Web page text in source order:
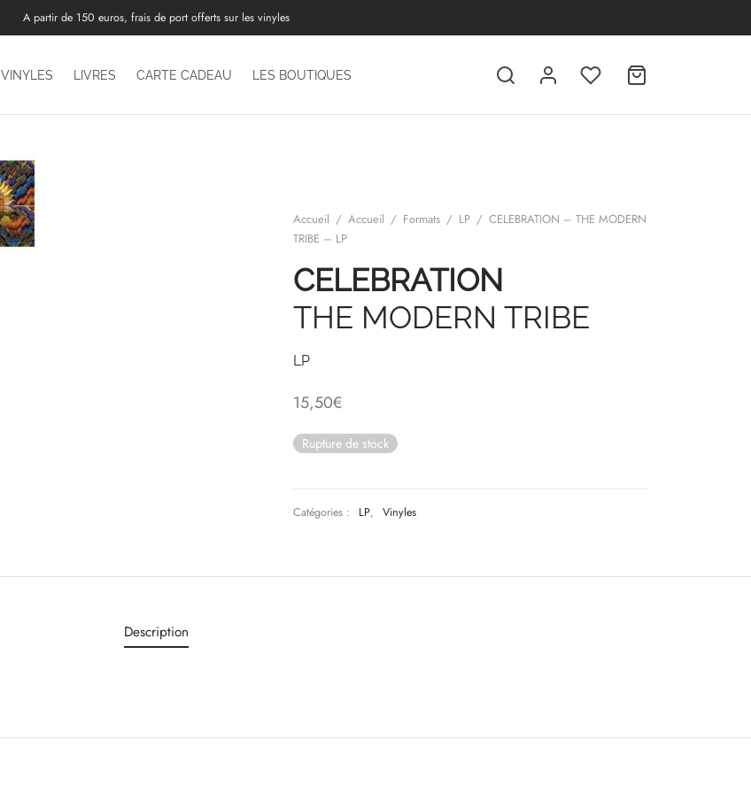
A partir de 150 euros, frais de port offerts sur les vinyles
VINYLES LIVRES CARTE CADEAU LES BOUTIQUES
Accueil / Accueil / Formats / LP / CELEBRATION – THE MODERN
TRIBE – LP
CELEBRATION
THE MODERN TRIBE
LP
15,50€
Rupture de stock
Catégories : LP, Vinyles
Description